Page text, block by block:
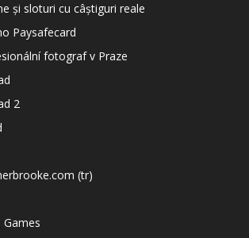
și sloturi cu câștiguri reale
Paysafecard
fotograf v Praze
2
(tr)